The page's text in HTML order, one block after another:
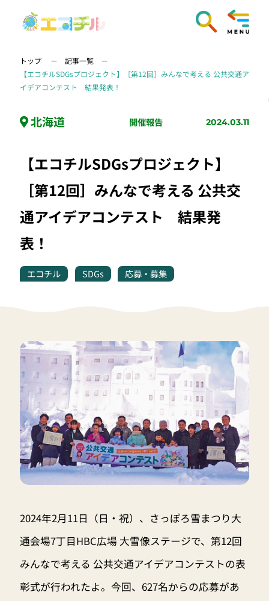
トップ
記事一覧
【エコチルSDGsプロジェクト】［第12回］みんなで考える 公共交通ア
イデアコンテスト 結果発表！
北海道 開催報告 2024.03.11
【エコチルSDGsプロジェクト】
［第12回］みんなで考える 公共交
通アイデアコンテスト 結果発
表！
エコチル SDGs 応募・募集
2024年2月11日（日・祝）、さっぽろ雪まつり大
通会場7丁目HBC広場 大雪像ステージで、第12回
みんなで考える 公共交通アイデアコンテストの表
彰式が行われたよ。今回、627名からの応募があ